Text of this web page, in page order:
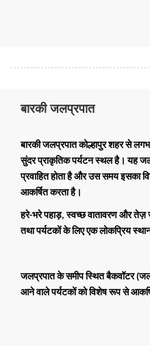
बारकी जलप्रपात
बारकी जलप्रपातकोल्हापुर शहर से
सुंदर प्राकृतिक पर्यटन स्थल है। यह
प्रवाहित होता है और उस समय इसका
आकर्षित करता है।
हरे-भरे पहाड़, स्वच्छ वातावरण और तेज़
तथा पर्यटकों के लिए एक लोकप्रिय
जलप्रपात के समीप स्थितबैकवॉटर
आने वाले पर्यटकों को विशेष रूप से